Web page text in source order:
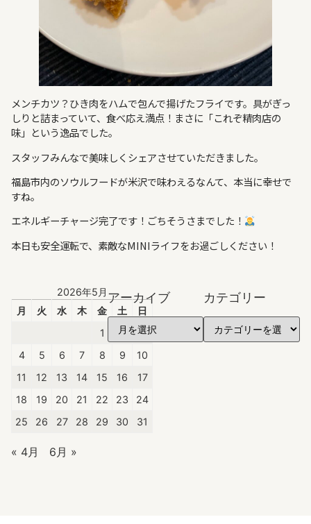
メンチカツ？ひき肉をハムで包んで揚げたフライです。具がぎっ
しりと詰まっていて、食べ応え満点！まさに「これぞ精肉店の
味」という逸品でした。
スタッフみんなで美味しくシェアさせていただきました。
福島市内のソウルフードが米沢で味わえるなんて、本当に幸せで
すね。
エネルギーチャージ完了です！ごちそうさまでした！
本日も安全運転で、素敵なMINIライフをお過ごしください！
2026年5月
月
火 水 木 金 土
日
1
2
3
4
5 6 7 8 9
10
11
12 13 14 15 16
17
18
19 20 21 22 23
24
25
26 27 28 29 30 31
« 4月 6月 »
アーカイブ カテゴリー